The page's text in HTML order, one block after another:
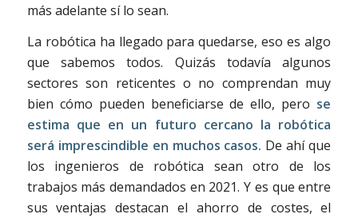
más adelante sí lo sean.
La robótica ha llegado para quedarse, eso es algo
que sabemos todos. Quizás todavía algunos
sectores son reticentes o no comprendan muy
bien cómo pueden beneficiarse de ello, pero se
estima que en un futuro cercano la robótica
será imprescindible en muchos casos. De ahí que
los ingenieros de robótica sean otro de los
trabajos más demandados en 2021. Y es que entre
sus ventajas destacan el ahorro de costes, el